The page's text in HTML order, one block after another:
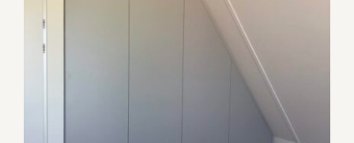
Draaideurkast onder schuin